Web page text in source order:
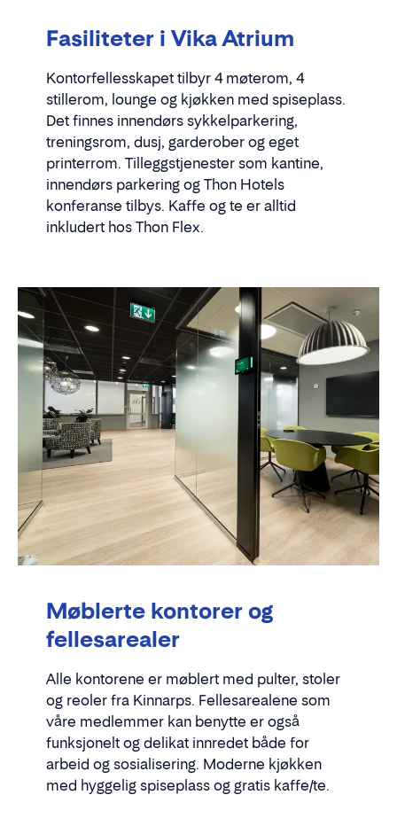
Fasiliteter i Vika Atrium
Kontorfellesskapet tilbyr 4 møterom, 4
stillerom, lounge og kjøkken med spiseplass.
Det finnes innendørs sykkelparkering,
treningsrom, dusj, garderober og eget
printerrom. Tilleggstjenester som kantine,
innendørs parkering og Thon Hotels
konferanse tilbys. Kaffe og te er alltid
inkludert hos Thon Flex.
Møblerte kontorer og
fellesarealer
Alle kontorene er møblert med pulter, stoler
og reoler fra Kinnarps. Fellesarealene som
våre medlemmer kan benytte er også
funksjonelt og delikat innredet både for
arbeid og sosialisering. Moderne kjøkken
med hyggelig spiseplass og gratis kaffe/te.